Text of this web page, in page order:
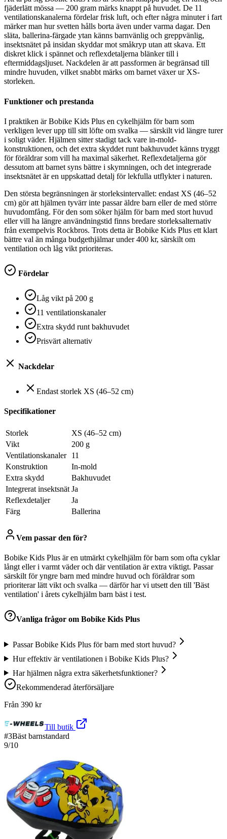
fjäderlätt mössa — 200 gram märks knappt på huvudet. De 11
ventilationskanalerna fördelar frisk luft, och efter några minuter i fart
märker man hur svetten hålls borta även under varma dagar. Den
släta, ballerina-färgade ytan känns barnvänlig och greppvänlig,
insektsnätet på insidan skyddar mot småkryp utan att skava. Ett
diskret klick i spännet och reflexdetaljerna blänker till i
eftermiddagsljuset. Nackdelen är att passformen är begränsad till
mindre huvuden, vilket snabbt märks om barnet växer ur XS-
storleken.
Funktioner och prestanda
I praktiken är Bobike Kids Plus en cykelhjälm för barn som
verkligen lever upp till sitt löfte om svalka — särskilt vid längre turer
i soligt väder. Hjälmen sitter stadigt tack vare in-mold-
konstruktionen, och det extra skyddet runt bakhuvudet känns tryggt
för föräldrar som vill ha maximal säkerhet. Reflexdetaljerna gör
dessutom att barnet syns bättre i skymningen, och det integrerade
insektsnätet är en uppskattad detalj för lekfulla utflykter i naturen.
Den största begränsningen är storleksintervallet: endast XS (46–52
cm) gör att hjälmen tyvärr inte passar äldre barn eller de med större
huvudomfång. För den som söker hjälm för barn med stort huvud
eller vill ha längre användningstid finns bredare storleksalternativ
från exempelvis Rockbros. Trots detta är Bobike Kids Plus ett klart
bättre val än många budgethjälmar under 400 kr, särskilt om
ventilation och låg vikt prioriteras.
Fördelar
Låg vikt på 200 g
11 ventilationskanaler
Extra skydd runt bakhuvudet
Prisvärt alternativ
Nackdelar
Endast storlek XS (46–52 cm)
Specifikationer
Storlek
XS (46–52 cm)
Vikt
200 g
Ventilationskanaler
11
Konstruktion
In-mold
Extra skydd
Bakhuvudet
Integrerat insektsnät Ja
Reflexdetaljer
Ja
Färg
Ballerina
Vem passar den för?
Bobike Kids Plus är en utmärkt cykelhjälm för barn som ofta cyklar
långt eller i varmt väder och där ventilation är extra viktigt. Passar
särskilt för yngre barn med mindre huvud och föräldrar som
prioriterar lätt vikt och svalka — därför har vi utsett den till 'Bäst
ventilation' i årets cykelhjälm barn bäst i test.
Vanliga frågor om Bobike Kids Plus
Passar Bobike Kids Plus för barn med stort huvud?
Hur effektiv är ventilationen i Bobike Kids Plus?
Har hjälmen några extra säkerhetsfunktioner?
Rekommenderad återförsäljare
Från 390 kr
Till butik
#3Bäst barnstandard
9/10